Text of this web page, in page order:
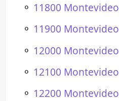
⚬ 11800 Montevideo
⚬ 11900 Montevideo
⚬ 12000 Montevideo
⚬ 12100 Montevideo
⚬ 12200 Montevideo